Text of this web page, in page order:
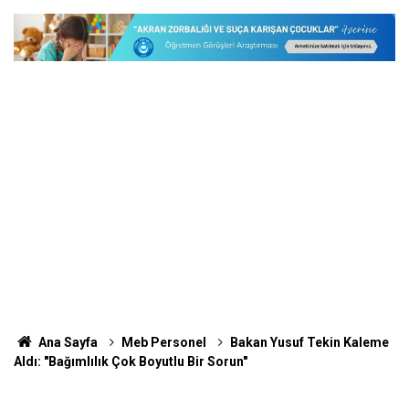
Ana Sayfa Meb Personel
Bakan Yusuf Tekin Kaleme
Aldı: "Bağımlılık Çok Boyutlu Bir Sorun"